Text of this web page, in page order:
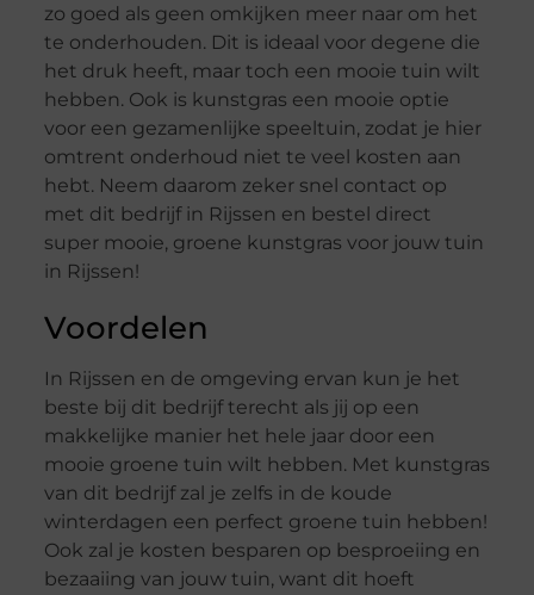
zo goed als geen omkijken meer naar om het
te onderhouden. Dit is ideaal voor degene die
het druk heeft, maar toch een mooie tuin wilt
hebben. Ook is kunstgras een mooie optie
voor een gezamenlijke speeltuin, zodat je hier
omtrent onderhoud niet te veel kosten aan
hebt. Neem daarom zeker snel contact op
met dit bedrijf in Rijssen en bestel direct
super mooie, groene kunstgras voor jouw tuin
in Rijssen!
Voordelen
In Rijssen en de omgeving ervan kun je het
beste bij dit bedrijf terecht als jij op een
makkelijke manier het hele jaar door een
mooie groene tuin wilt hebben. Met kunstgras
van dit bedrijf zal je zelfs in de koude
winterdagen een perfect groene tuin hebben!
Ook zal je kosten besparen op besproeiing en
bezaaiing van jouw tuin, want dit hoeft